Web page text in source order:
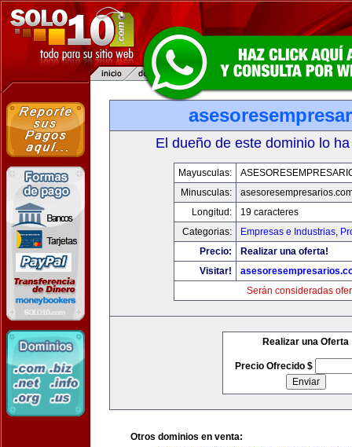
El dueño de este dominio lo
Mayusculas:
Minusculas:
Longitud:
19 caracteres
Categorias:
Empresas e Industrias,
Precio:
Realizar una oferta!
Visitar!
Serán consideradas
Realizar una Oferta
Precio Ofrecido $
Otros dominios en venta: